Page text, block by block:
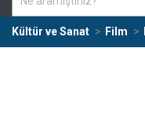
Kültür ve Sanat Film